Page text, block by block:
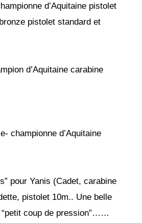
d’Aquitaine pistolet
pistolet standard et
d’Aquitaine carabine
championne d’Aquitaine
pour Yanis (Cadet, carabine
pistolet 10m.. Une belle
coup de pression”……